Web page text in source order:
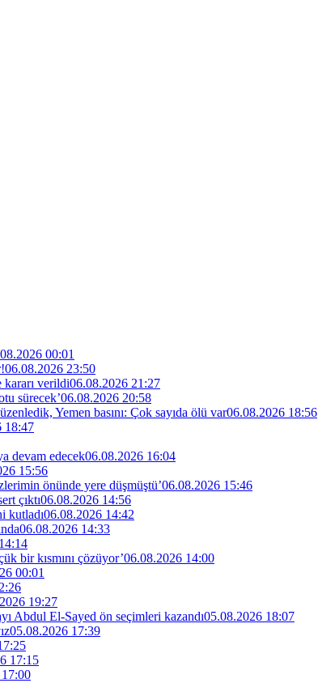
00:01
06.08.2026 23:50
kararı verildi06.08.2026 21:27
sürecek’06.08.2026 20:58
Yemen basını: Çok sayıda ölü var06.08.2026 18:56
18:47
devam edecek06.08.2026 16:04
15:56
önünde yere düşmüştü’06.08.2026 15:46
çıktı06.08.2026 14:56
kutladı06.08.2026 14:42
06.08.2026 14:33
bir kısmını çözüyor’06.08.2026 14:00
00:01
19:27
Abdul El-Sayed ön seçimleri kazandı05.08.2026 18:07
05.08.2026 17:39
17:15